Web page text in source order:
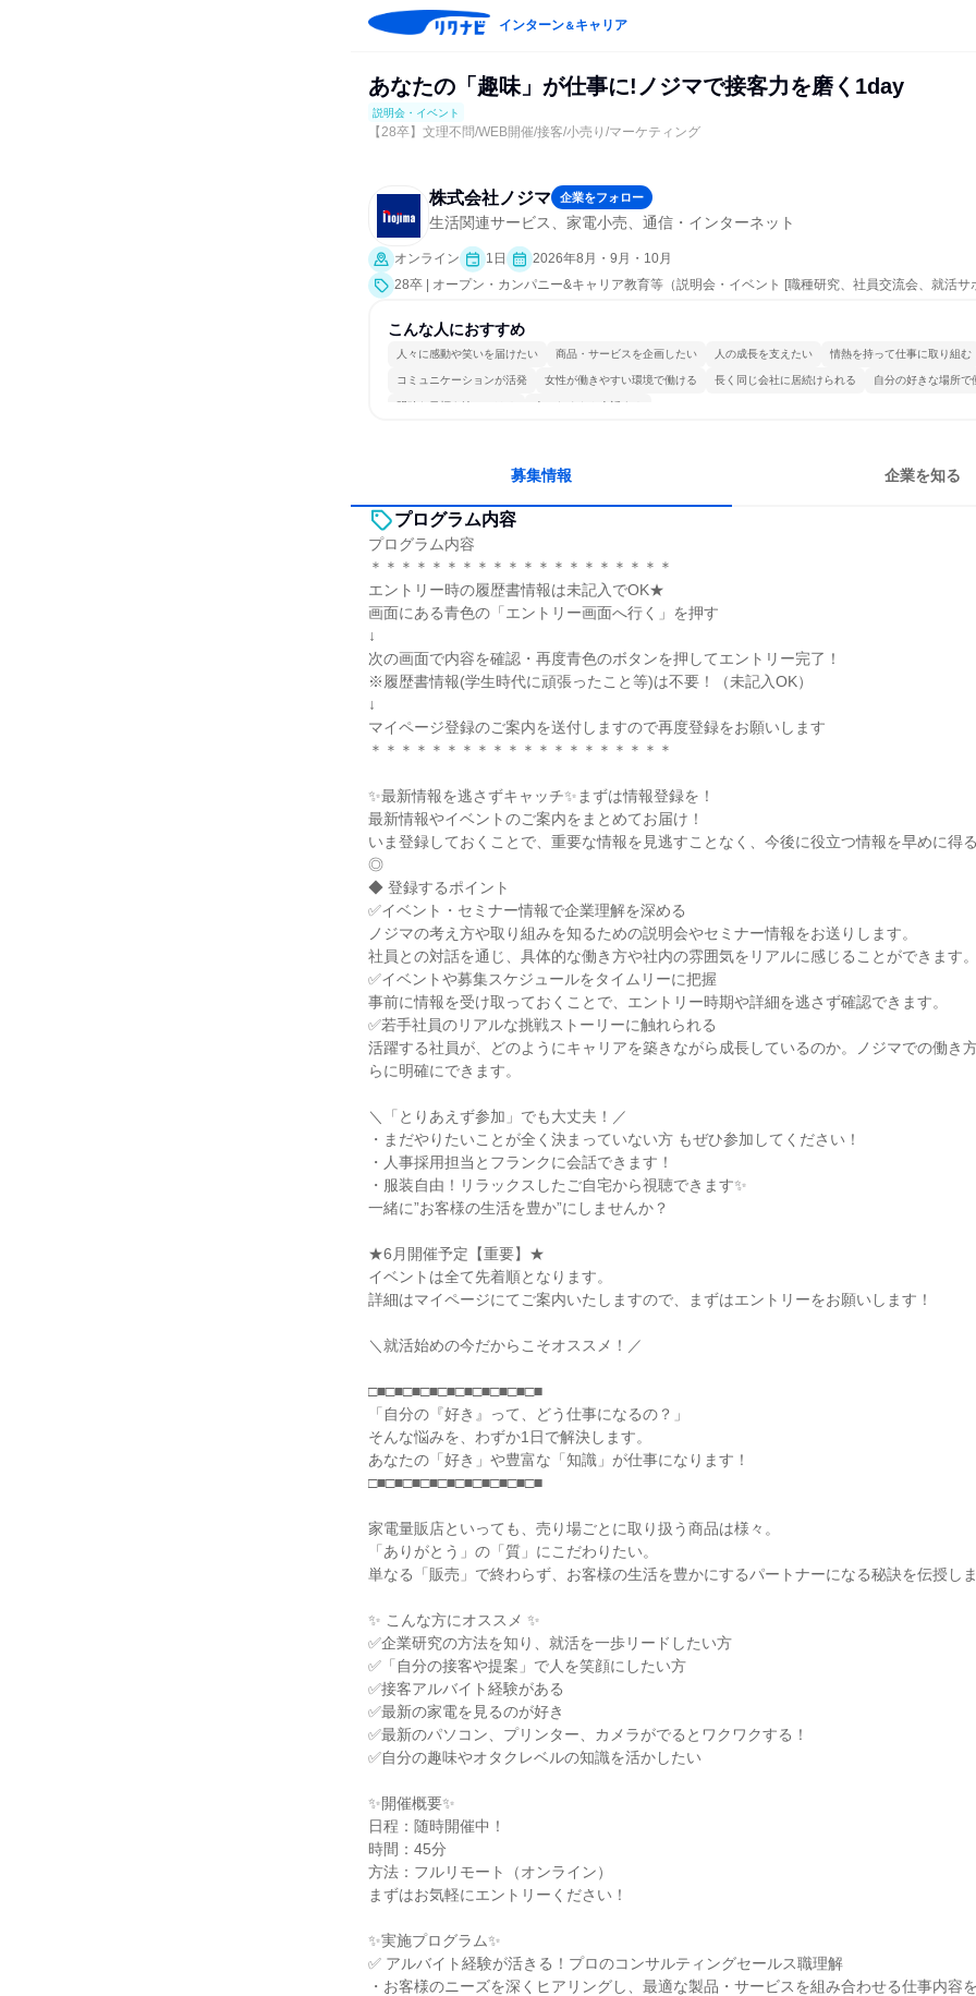
インターン＆キャリア
あなたの「趣味」が仕事に!ノジマで接客力を磨く1day
説明会・イベント
【28卒】文理不問/WEB開催/接客/小売り/マーケティング
株式会社ノジマ 企業をフォロー
生活関連サービス、家電小売、通信・インターネット
オンライン 1日
2026年8月・9月・10月
28卒 | オープン・カンパニー&キャリア教育等（説明会・イベント [職種研究、社員交流会、就活サ
こんな人におすすめ
人々に感動や笑いを届けたい 商品・サービスを企画したい 人の成長を支えたい 情熱を持って仕事に取り組む
コミュニケーションが活発 女性が働きやすい環境で働ける 長く同じ会社に居続けられる 自分の好きな場所で
明確な目標を追いかける 人とたくさん会話する
募集情報 企業を知る
プログラム内容
プログラム内容
＊＊＊＊＊＊＊＊＊＊＊＊＊＊＊＊＊＊＊＊
エントリー時の履歴書情報は未記入でOK★
画面にある青色の「エントリー画面へ行く」を押す
↓
次の画面で内容を確認・再度青色のボタンを押してエントリー完了！
※履歴書情報(学生時代に頑張ったこと等)は不要！（未記入OK）
↓
マイページ登録のご案内を送付しますので再度登録をお願いします
＊＊＊＊＊＊＊＊＊＊＊＊＊＊＊＊＊＊＊＊
✨最新情報を逃さずキャッチ✨まずは情報登録を！
最新情報やイベントのご案内をまとめてお届け！
いま登録しておくことで、重要な情報を見逃すことなく、今後に役立つ情報を早めに得
◎
◆ 登録するポイント
✅イベント・セミナー情報で企業理解を深める
ノジマの考え方や取り組みを知るための説明会やセミナー情報をお送りします。
社員との対話を通じ、具体的な働き方や社内の雰囲気をリアルに感じることができます
✅イベントや募集スケジュールをタイムリーに把握
事前に情報を受け取っておくことで、エントリー時期や詳細を逃さず確認できます。
✅若手社員のリアルな挑戦ストーリーに触れられる
活躍する社員が、どのようにキャリアを築きながら成長しているのか。ノジマでの働き
らに明確にできます。
＼「とりあえず参加」でも大丈夫！／
・まだやりたいことが全く決まっていない方 もぜひ参加してください！
・人事採用担当とフランクに会話できます！
・服装自由！リラックスしたご自宅から視聴できます✨
一緒に”お客様の生活を豊か”にしませんか？
★6月開催予定【重要】★
イベントは全て先着順となります。
詳細はマイページにてご案内いたしますので、まずはエントリーをお願いします！
＼就活始めの今だからこそオススメ！／
□■□■□■□■□■□■□■□■□■□■
「自分の『好き』って、どう仕事になるの？」
そんな悩みを、わずか1日で解決します。
あなたの「好き」や豊富な「知識」が仕事になります！
□■□■□■□■□■□■□■□■□■□■
家電量販店といっても、売り場ごとに取り扱う商品は様々。
「ありがとう」の「質」にこだわりたい。
単なる「販売」で終わらず、お客様の生活を豊かにするパートナーになる秘訣を伝授し
✨ こんな方にオススメ ✨
✅企業研究の方法を知り、就活を一歩リードしたい方
✅「自分の接客や提案」で人を笑顔にしたい方
✅接客アルバイト経験がある
✅最新の家電を見るのが好き
✅最新のパソコン、プリンター、カメラがでるとワクワクする！
✅自分の趣味やオタクレベルの知識を活かしたい
✨開催概要✨
日程：随時開催中！
時間：45分
方法：フルリモート（オンライン）
まずはお気軽にエントリーください！
✨実施プログラム✨
✅ アルバイト経験が活きる！プロのコンサルティングセールス職理解
・お客様のニーズを深くヒアリングし、最適な製品・サービスを組み合わせる仕事内容